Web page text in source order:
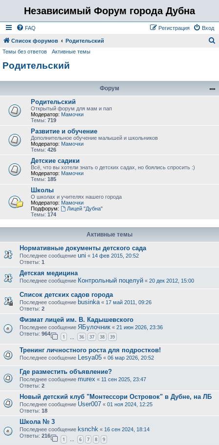
Независимый Форум города Дубна
FAQ Вход
Регистрация
Список форумов Родительский
Темы без ответов Активные темы
Родительский
Форум
Родительский
Открытый форум для мам и пап
Модератор: Мамочки
Темы: 719
Развитие и обучение
Дополнительное обучение малышей и школьников
Модератор: Мамочки
Темы: 426
Детские садики
Всё, что вы хотели знать о детских садах, но боялись спросить :)
Модератор: Мамочки
Темы: 185
Школы
О школах и учителях нашего города
Модератор: Мамочки
Подфорум:
Лицей "Дубна"
Темы: 174
Активные темы
Нормативные документы детского сада
Последнее сообщение uni « 14 фев 2015, 20:52
Ответы: 1
Детская медицина
Последнее сообщение Контрольный поцелуй « 20 дек 2012, 15:00
Список детских садов города
Последнее сообщение businka « 17 май 2011, 09:26
Ответы: 2
Физмат лицей им. В. Кадышевского
Последнее сообщение ЯБулочник « 21 июн 2026, 23:36
Ответы: 964
1 36 37 38 39
Тренинг личностного роста для подростков!
Последнее сообщение Lesya05 « 06 мар 2026, 20:52
Где разместить объявление?
Последнее сообщение murex « 11 сен 2025, 23:47
Ответы: 2
Новый детский клуб "Монтессори Островок" в Дубне, на ЛБ
Последнее сообщение User007 « 01 ноя 2024, 12:25
Ответы: 18
Школа № 3
Последнее сообщение ksnchk « 16 сен 2024, 18:14
Ответы: 216
1 … 6 7 8 9